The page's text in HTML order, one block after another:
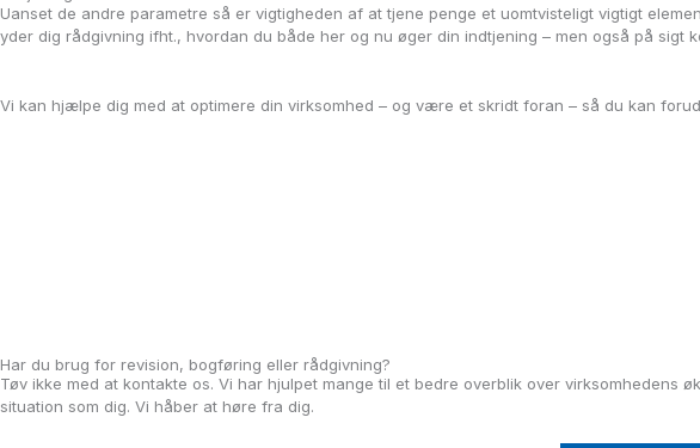
Uanset de andre parametre så er vigtigheden af at tjene penge et uomtvisteligt vigtigt
yder dig rådgivning ifht., hvordan du både her og nu øger din indtjening – men også på sigt
Vi kan hjælpe dig med at optimere din virksomhed – og være et skridt foran – så du kan
Har du brug for revision, bogføring eller rådgivning?
Tøv ikke med at kontakte os. Vi har hjulpet mange til et bedre overblik over virksomhedens
situation som dig. Vi håber at høre fra dig.